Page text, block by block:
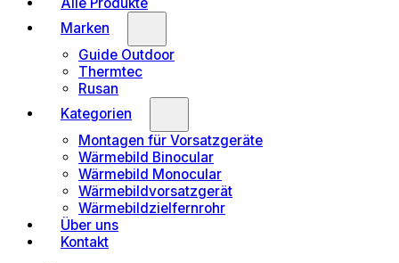
Marken
Guide Outdoor
Thermtec
Rusan
Kategorien
Montagen für Vorsatzgeräte
Wärmebild Binocular
Wärmebild Monocular
Wärmebildvorsatzgerät
Wärmebildzielfernrohr
Über uns
Kontakt